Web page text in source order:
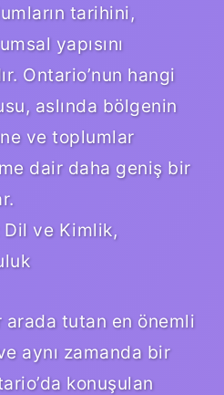
tarihini,
yapısını
Ontario’nun hangi
aslında bölgenin
ve toplumlar
dair daha geniş bir
ve Kimlik,
tutan en önemli
aynı zamanda bir
konuşulan